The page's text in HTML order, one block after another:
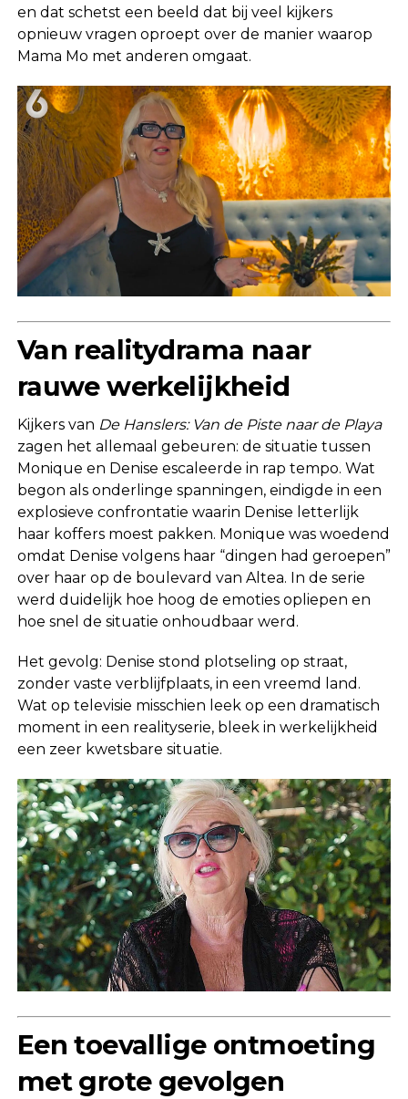
en dat schetst een beeld dat bij veel kijkers
opnieuw vragen oproept over de manier waarop
Mama Mo met anderen omgaat.
Van realitydrama naar
rauwe werkelijkheid
Kijkers van De Hanslers: Van de Piste naar de Playa
zagen het allemaal gebeuren: de situatie tussen
Monique en Denise escaleerde in rap tempo. Wat
begon als onderlinge spanningen, eindigde in een
explosieve confrontatie waarin Denise letterlijk
haar koffers moest pakken. Monique was woedend
omdat Denise volgens haar “dingen had geroepen”
over haar op de boulevard van Altea. In de serie
werd duidelijk hoe hoog de emoties opliepen en
hoe snel de situatie onhoudbaar werd.
Het gevolg: Denise stond plotseling op straat,
zonder vaste verblijfplaats, in een vreemd land.
Wat op televisie misschien leek op een dramatisch
moment in een realityserie, bleek in werkelijkheid
een zeer kwetsbare situatie.
Een toevallige ontmoeting
met grote gevolgen